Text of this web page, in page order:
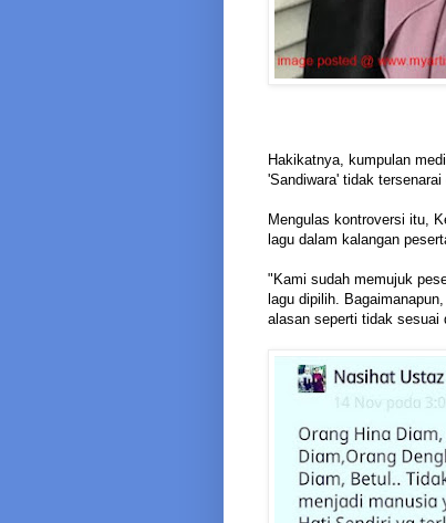
Hakikatnya, kumpulan
'Sandiwara' tidak
Mengulas kontroversi itu,
lagu dalam kalangan
"Kami sudah memujuk
lagu dipilih.
alasan seperti tidak sesuai